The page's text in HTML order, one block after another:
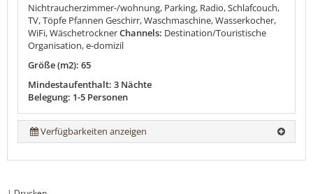
Nichtraucherzimmer-/wohnung, Parking, Radio, Schlafcouch,
TV, Töpfe Pfannen Geschirr, Waschmaschine, Wasserkocher,
WiFi, WäschetrocknerChannels: Destination/Touristische
Organisation, e-domizil
Größe (m2): 65
Mindestaufenthalt: 3 Nächte
Belegung: 1-5 Personen
Verfügbarkeiten anzeigen